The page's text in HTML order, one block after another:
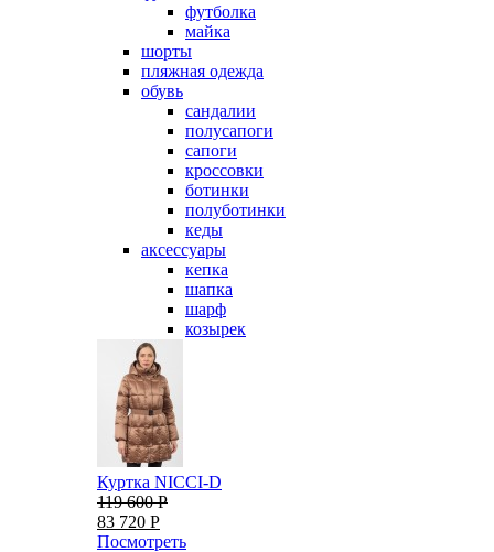
футболка
майка
шорты
пляжная одежда
oбувь
сандалии
полусапоги
сапоги
кроссовки
ботинки
полуботинки
кеды
аксессуары
кепка
шапка
шарф
козырек
Куртка NICCI-D
119 600 Р
83 720 Р
Посмотреть